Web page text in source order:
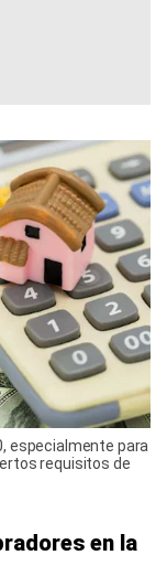
especialmente para
requisitos de
en la